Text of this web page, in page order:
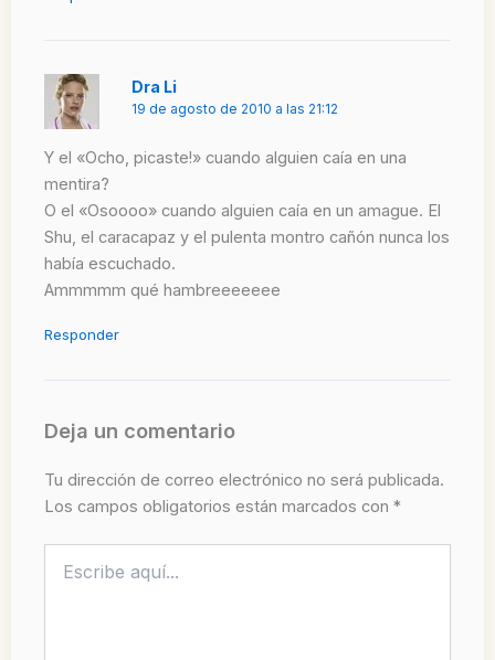
Dra Li
19 de agosto de 2010 a las 21:12
Y el «Ocho, picaste!» cuando alguien caía en una
mentira?
O el «Osoooo» cuando alguien caía en un amague. El
Shu, el caracapaz y el pulenta montro cañón nunca los
había escuchado.
Ammmmm qué hambreeeeeee
Responder
Deja un comentario
Tu dirección de correo electrónico no será publicada.
Los campos obligatorios están marcados con *
aquí...